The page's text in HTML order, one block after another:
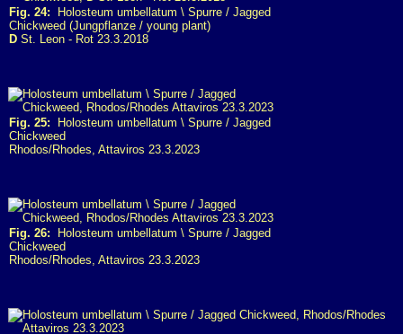
Fig. 24: Holosteum umbellatum \ Spurre / Jagged
Chickweed (Jungpflanze / young plant)
D St. Leon - Rot 23.3.2018
Fig. 25: Holosteum umbellatum \ Spurre / Jagged
Chickweed
Rhodos/Rhodes, Attaviros 23.3.2023
Fig. 26: Holosteum umbellatum \ Spurre / Jagged
Chickweed
Rhodos/Rhodes, Attaviros 23.3.2023